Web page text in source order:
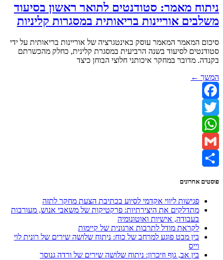
ניתוח מאמר: סטודנטים לתואר ראשון בסיעוד
משלבים אוריינות בריאותית במסגרות קליניות
סיכום המאמר המאמר עוסק באינטגרציה של אוריינות בריאותית על ידי
סטודנטים לסיעוד בשנה הרביעית במסגרת קלינית, כחלק מהכשרתם
בקנדה. מדובר במחקר איכותני חלוצי הבוחן כיצד
המשך ←
Facebook
Twitter
WhatsApp
Gmail
פוסטים אחרונים
פגישות ליווי אקדמי לסיוע בכתיבת הצעת מחקר לתזה
מתדלקים את היצירתיות: פרקטיקות של משאבי אנוש, מעורבות
בעבודה, אישיות ואוטונומיה
לקראת מודל לתרבות ארגונית של קיימות
בין מבט פוגע למרחב של כוח: ניתוח שלושה שירים של רונית לוי
וייס
בין אב, גוף וזיכרון: ניתוח שלושה שירים של ורדה גנוסר